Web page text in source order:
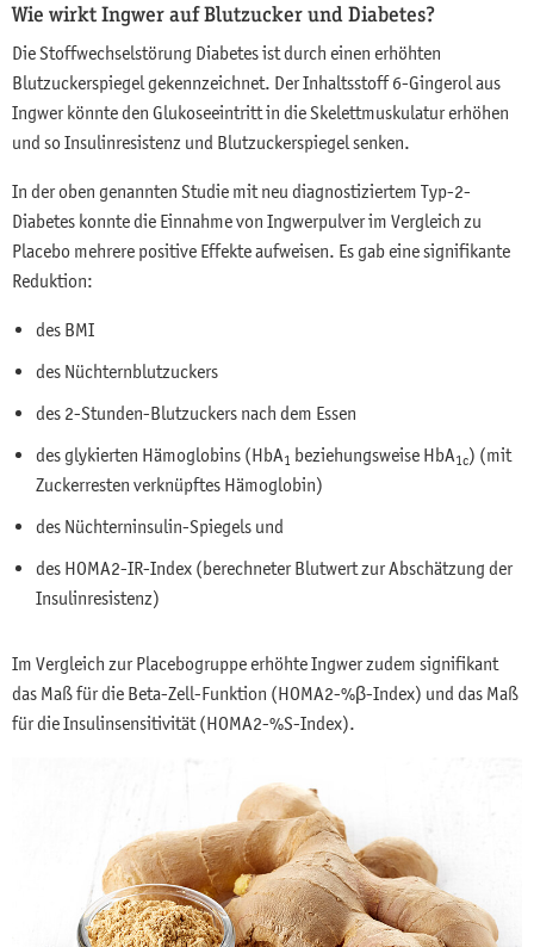
Wie wirkt Ingwer auf Blutzucker und Diabetes?
Die Stoffwechselstörung Diabetes ist durch einen erhöhten
Blutzuckerspiegel gekennzeichnet. Der Inhaltsstoff 6-Gingerol aus
Ingwer könnte den Glukoseeintritt in die Skelettmuskulatur erhöhen
und so Insulinresistenz und Blutzuckerspiegel senken.
In der oben genannten Studie mit neu diagnostiziertem Typ-2-
Diabetes konnte die Einnahme von Ingwerpulver im Vergleich zu
Placebo mehrere positive Effekte aufweisen. Es gab eine signifikante
Reduktion:
des BMI
des Nüchternblutzuckers
des 2-Stunden-Blutzuckers nach dem Essen
des glykierten Hämoglobins (HbA1 beziehungsweise HbA1c) (mit
Zuckerresten verknüpftes Hämoglobin)
des Nüchterninsulin-Spiegels und
des HOMA2-IR-Index (berechneter Blutwert zur Abschätzung der
Insulinresistenz)
Im Vergleich zur Placebogruppe erhöhte Ingwer zudem signifikant
das Maß für die Beta-Zell-Funktion (HOMA2-%β-Index) und das Maß
für die Insulinsensitivität (HOMA2-%S-Index).